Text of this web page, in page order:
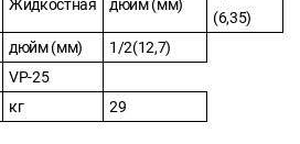
Жидкостная дюйм (мм)
(6,35)
дюйм (мм)
1/2(12,7)
VP-25
кг 29